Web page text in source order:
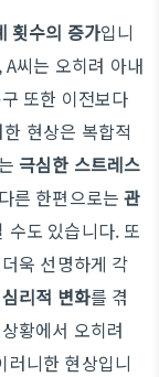
횟수의 증가입니
씨는 오히려 아내
또한 이전보다
현상은 복합적
극심한 스트레스
른 한편으로는관
수도 있습니다. 또
욱 선명하게 각
리적 변화를 겪
황에서 오히려
러니한 현상입니